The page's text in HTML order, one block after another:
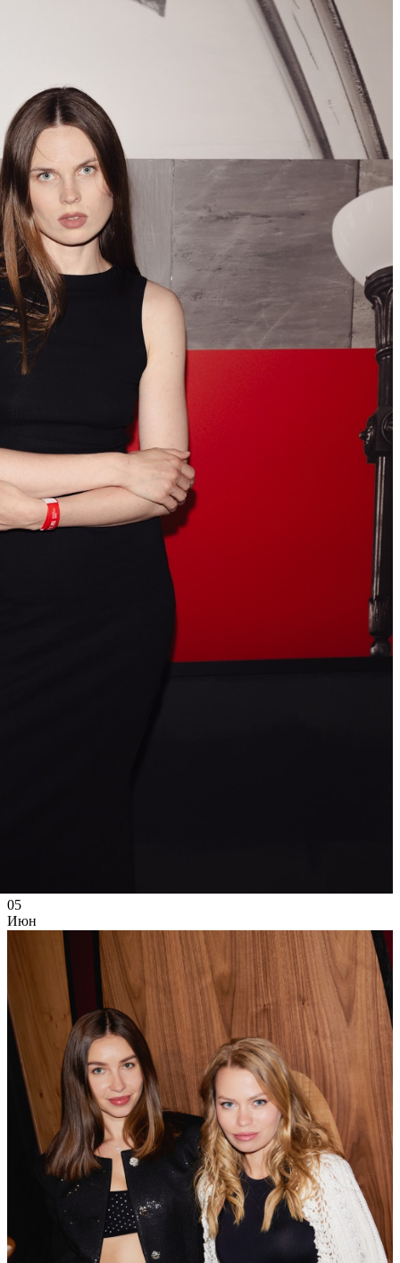
Четверг
Финальный день работы выставки «Будущее воспоминаний»
в усадьбе Демидовых на Новой Басманной
13 565
3
×
Ссылка на отбор фото
05
Июн
Открытие выставки «Высоко под землей» в Музее Москвы
16 481
6 81
Ссылка на отбор фото